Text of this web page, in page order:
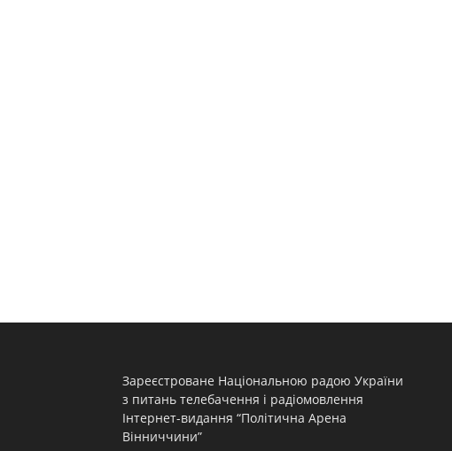
Зареєстроване Національною радою України
з питань телебачення і радіомовлення
Інтернет-видання “Політична Арена
Вінниччини”